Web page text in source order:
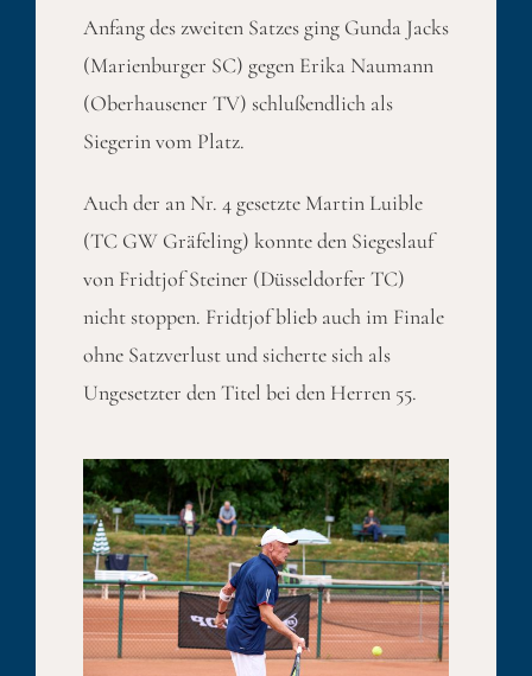
Anfang des zweiten Satzes ging Gunda Jacks
(Marienburger SC) gegen Erika Naumann
(Oberhausener TV) schlußendlich als
Siegerin vom Platz.
Auch der an Nr. 4 gesetzte Martin Luible
(TC GW Gräfeling) konnte den Siegeslauf
von Fridtjof Steiner (Düsseldorfer TC)
nicht stoppen. Fridtjof blieb auch im Finale
ohne Satzverlust und sicherte sich als
Ungesetzter den Titel bei den Herren 55.